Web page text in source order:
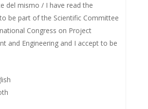
del mismo / I have read the
be part of the Scientific Committee
Congress on Project
and Engineering and I accept to be